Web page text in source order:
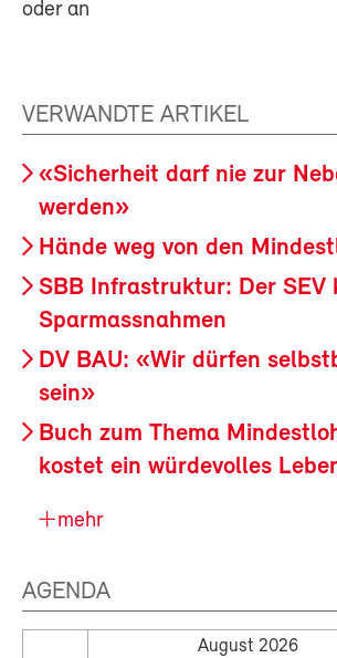
oder an
VERWANDTE ARTIKEL
«Sicherheit darf nie zur
werden»
Hände weg von den
SBB Infrastruktur: Der SEV
Sparmassnahmen
DV BAU: «Wir dürfen
sein»
Buch zum Thema
kostet ein würdevolles
mehr
AGENDA
August 2026